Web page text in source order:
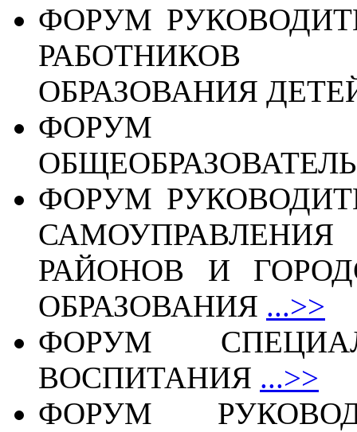
ФОРУМ
РАБОТНИКОВ
ОБРАЗОВАНИЯ
ФОРУМ
ФОРУМ
РАЙОНОВ И
ОБРАЗОВАНИЯ ...>>
ФОРУМ
ВОСПИТАНИЯ ...>>
ФОРУМ